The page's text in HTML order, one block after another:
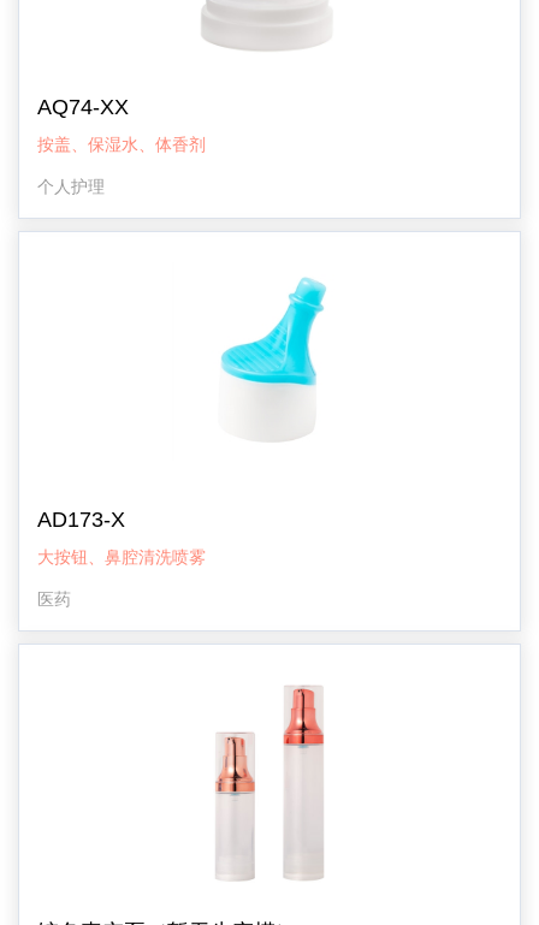
AQ74-XX
按盖、保湿水、体香剂
个人护理
AD173-X
大按钮、鼻腔清洗喷雾
医药